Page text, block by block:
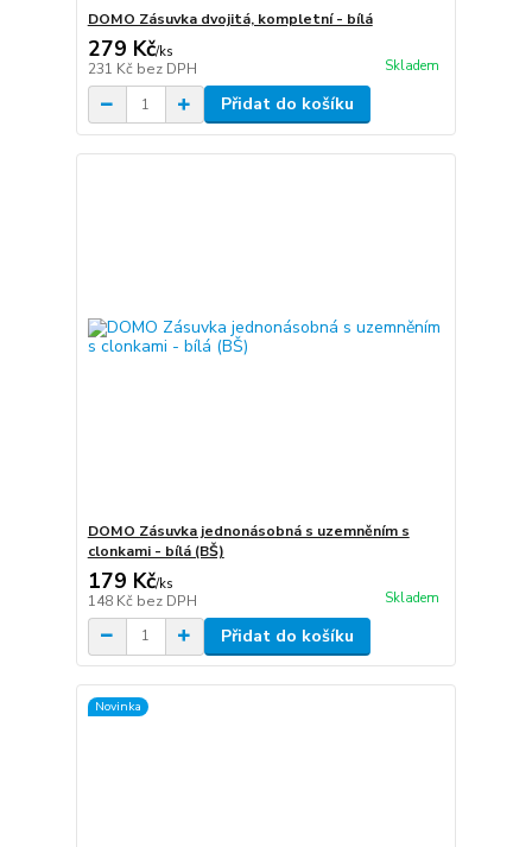
DOMO Zásuvka dvojitá, kompletní - bílá
279 Kč/ks
231 Kč bez DPH Skladem
Přidat do košíku
DOMO Zásuvka jednonásobná s uzemněním s
clonkami - bílá (BŠ)
179 Kč/ks
148 Kč bez DPH Skladem
Přidat do košíku
Novinka